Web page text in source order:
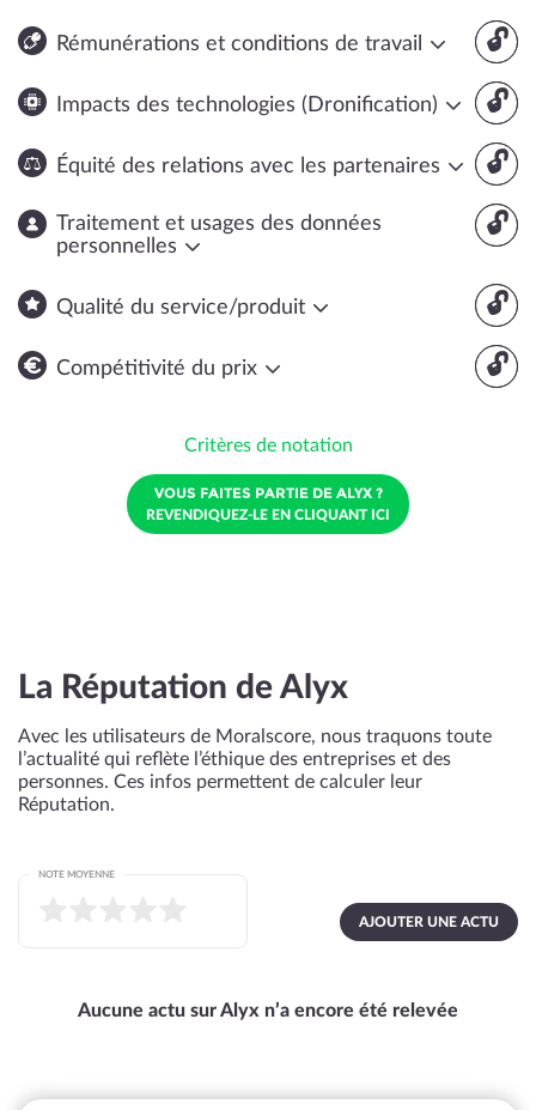
🔓
Rémunérations et conditions de travail
🔓
Impacts des technologies (Dronification)
🔓
Équité des relations avec les partenaires
🔓
Traitement et usages des données
personnelles
🔓
Qualité du service/produit
🔓
Compétitivité du prix
Critères de notation
VOUS FAITES PARTIE DE ALYX ?
REVENDIQUEZ-LE EN CLIQUANT ICI
La Réputation de Alyx
Avec les utilisateurs de Moralscore, nous traquons toute
l’actualité qui reflète l’éthique des entreprises et des
personnes. Ces infos permettent de calculer leur
Réputation.
AJOUTER UNE ACTU
NOTE MOYENNE
Aucune actu sur Alyx n’a encore été relevée